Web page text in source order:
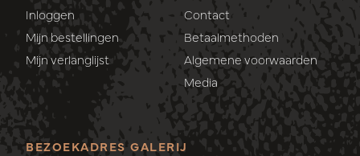
Inloggen
Mijn bestellingen
Mijn verlanglijst
Contact
Betaalmethoden
Algemene voorwaarden
Media
BEZOEKADRES GALERIJ